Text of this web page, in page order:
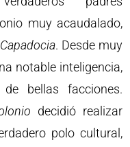
muy acaudalado,
Capadocia. Desde muy
notable inteligencia,
bellas facciones.
decidió realizar
polo cultural,